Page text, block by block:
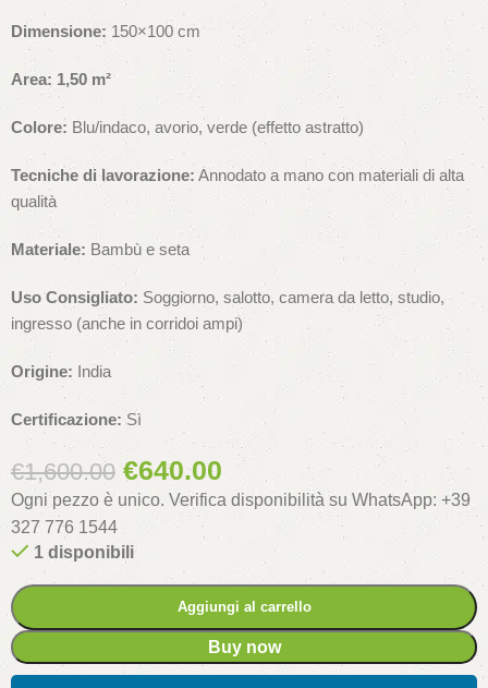
Dimensione: 150×100 cm
Area: 1,50 m²
Colore: Blu/indaco, avorio, verde (effetto astratto)
Tecniche di lavorazione: Annodato a mano con materiali di alta
qualità
Materiale: Bambù e seta
Uso Consigliato: Soggiorno, salotto, camera da letto, studio,
ingresso (anche in corridoi ampi)
Origine: India
Certificazione: Sì
€1,600.00 €640.00
Ogni pezzo è unico. Verifica disponibilità su WhatsApp: +39
327 776 1544
1 disponibili
Aggiungi al carrello
Buy now